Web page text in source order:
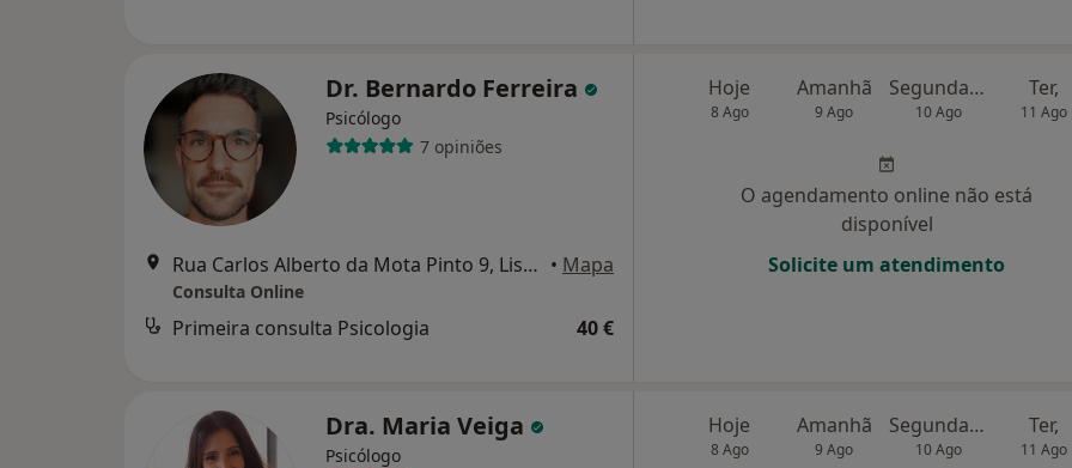
Dr. Bernardo Ferreira
Psicólogo
7 opiniões
Rua Carlos Alberto da Mota Pinto 9, Lisboa • Mapa
Consulta Online
Primeira consulta Psicologia 40 €
Hoje
8 Ago
Amanhã
9 Ago
Segunda-feira
10 Ago
Ter,
11 Ago
O agendamento online não está
disponível
Solicite um atendimento
Dra. Maria Veiga
Psicólogo
Hoje
8 Ago
Amanhã
9 Ago
Segunda-feira
10 Ago
Ter,
11 Ago